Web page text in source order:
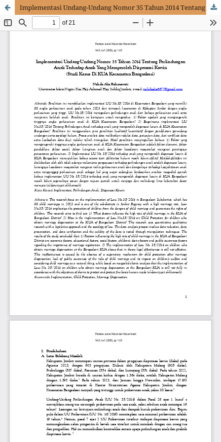
Implementasi Undang-Undang Nomor 35 Tahun 2014 Tentang Perlindungan Anak Terhadap Anak Yang Memperoleh Dispensasi Kawin (Studi Kasus Di KUA Kecamatan Bangsalsari)